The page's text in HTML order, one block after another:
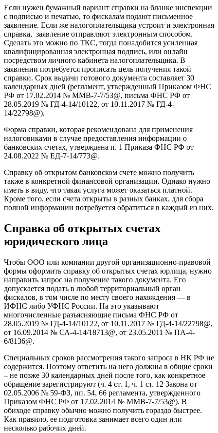
Если нужен бумажный вариант справки на бланке инспекции
с подписью и печатью, то фискалам подают письменное
заявление. Если же налогоплательщика устроит и электронная
справка, заявление отправляют электронным способом.
Сделать это можно по ТКС, тогда понадобится усиленная
квалифицированная электронная подпись, или онлайн
посредством личного кабинета налогоплательщика. В
заявлении потребуется прописать цель получения такой
справки. Срок выдачи готового документа составляет 30
календарных дней (регламент, утвержденный Приказом ФНС
РФ от 17.02.2014 № ММВ-7-7/53@, письма ФНС РФ от
28.05.2019 № ГД-4-14/10122, от 10.11.2017 № ГД-4-
14/22798@).
Форма справки, которая рекомендована для применения
налоговиками в случае предоставления информации о
банковских счетах, утверждена п. 1 Приказа ФНС РФ от
24.08.2022 № ЕД-7-14/773@.
Справку об открытом банковском счете можно получить
также в конкретной финансовой организации. Однако нужно
иметь в виду, что такая услуга может оказаться платной.
Кроме того, если счета открыты в разных банках, для сбора
полной информации потребуется обратиться в каждый из них.
Справка об открытых счетах
юридического лица
Чтобы ООО или компании другой организационно-правовой
формы оформить справку об открытых счетах юрлица, нужно
направить запрос на получение такого документа. Его
допускается подать в любой территориальный орган
фискалов, в том числе по месту своего нахождения — в
ИФНС либо УФНС России. На это указывают
многочисленные разъясняющие письма ФНС РФ от
28.05.2019 № ГД-4-14/10122, от 10.11.2017 № ГД-4-14/22798@,
от 16.09.2014 № СА-4-14/18713@, от 23.05.2011 № ПА-4-
6/8136@.
Специальных сроков рассмотрения такого запроса в НК РФ не
содержится. Поэтому ответить на него должны в общие сроки
– не позже 30 календарных дней после того, как конкретное
обращение зарегистрируют (ч. 4 ст. 1, ч. 1 ст. 12 Закона от
02.05.2006 № 59-ФЗ, пп. 54, 66 регламента, утвержденного
Приказом ФНС РФ от 17.02.2014 № ММВ-7-7/53@). В
обиходе справку обычно можно получить гораздо быстрее.
Как правило, ее подготовка занимает всего один или
несколько рабочих дней.